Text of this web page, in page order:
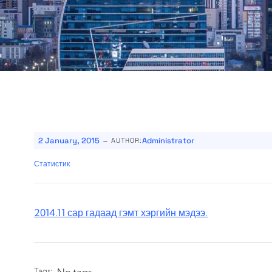
2 January, 2015 - AUTHOR:Administrator
Статистик
2014.11 сар гадаад гэмт хэргийн мэдээ.